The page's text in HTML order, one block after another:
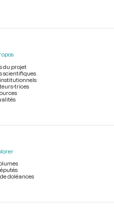
du projet
scientifiques
trices
doléances